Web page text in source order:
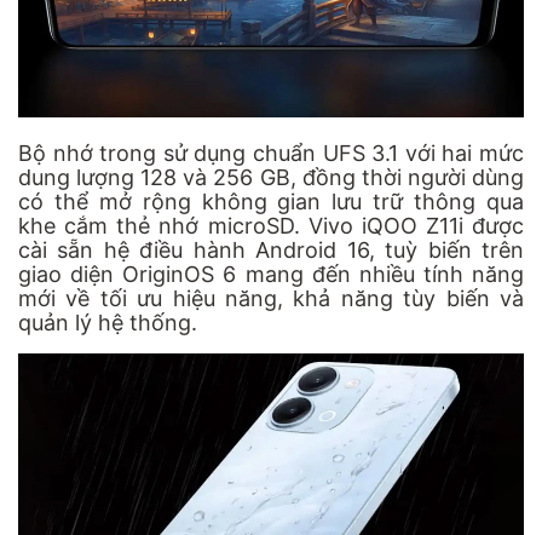
Bộ nhớ trong sử dụng chuẩn UFS 3.1 với hai mức
dung lượng 128 và 256 GB, đồng thời người dùng
có thể mở rộng không gian lưu trữ thông qua
khe cắm thẻ nhớ microSD. Vivo iQOO Z11i được
cài sẵn hệ điều hành Android 16, tuỳ biến trên
giao diện OriginOS 6 mang đến nhiều tính năng
mới về tối ưu hiệu năng, khả năng tùy biến và
quản lý hệ thống.